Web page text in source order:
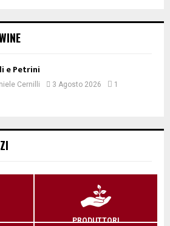
e Petrini
Cernilli 3 Agosto 2026 1
PRODUTTORI